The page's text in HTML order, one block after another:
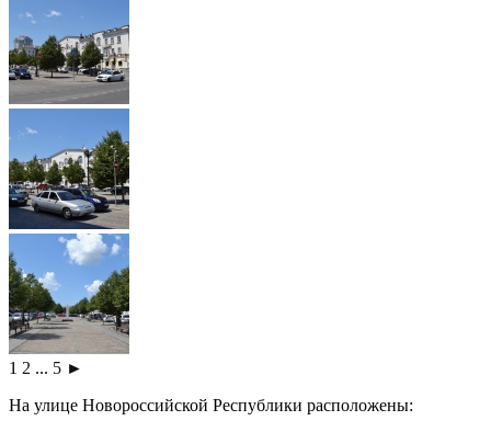
1 2 ... 5 ►
На улице Новороссийской Республики расположены: